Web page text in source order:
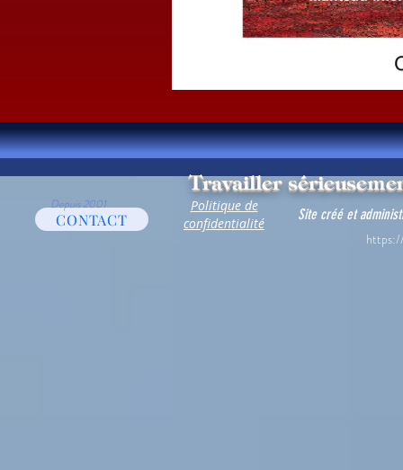
CONTACT
Travailler
Politique de
confidentialité
Site créé et
Depuis 2001